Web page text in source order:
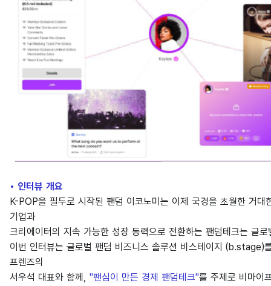
• 인터뷰 개요
K-POP을 필두로 시작된 팬덤 이코노미는 이제 국경을 초월한 거
기업과
크리에이터의 지속 가능한 성장 동력으로 전환하는 팬덤테크는 글
이번 인터뷰는 글로벌 팬덤 비즈니스 솔루션 비스테이지 (b.stage)
프렌즈의
서우석 대표와 함께, "팬심이 만든 경제 팬덤테크"를 주제로 비마이